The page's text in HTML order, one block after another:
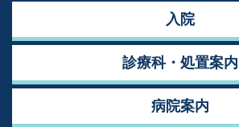
入院
診療科・処置案内
病院案内